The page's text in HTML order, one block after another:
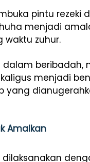
pintu rezeki
menjadi
zuhur.
beribadah,
menjadi
yang
Amalkan
dilaksanakan